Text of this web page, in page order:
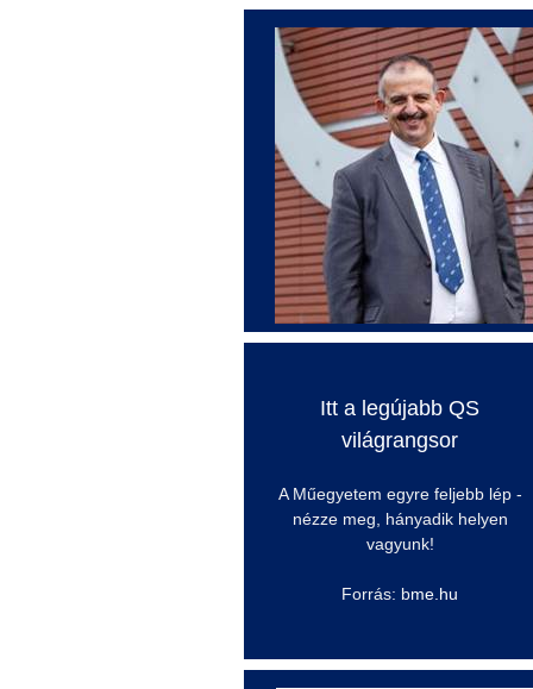
Itt a legújabb QS
világrangsor
A Műegyetem egyre feljebb lép -
nézze meg, hányadik helyen
vagyunk!
Forrás: bme.hu